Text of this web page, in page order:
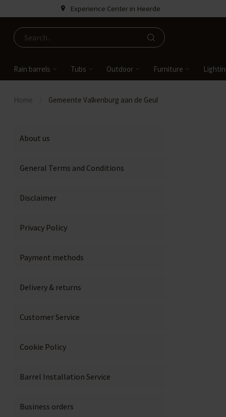
Experience Center in Heerde
Rain barrels Tubs Outdoor Furniture
Home Gemeente Valkenburg aan de Geul
About us
General Terms and Conditions
Disclaimer
Privacy Policy
Payment methods
Delivery & returns
Customer Service
Cookie Policy
Barrel Installation Service
Business orders